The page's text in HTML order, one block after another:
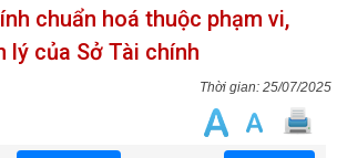
chuẩn hoá thuộc phạm vi,
lý của Sở Tài chính
25/07/2025